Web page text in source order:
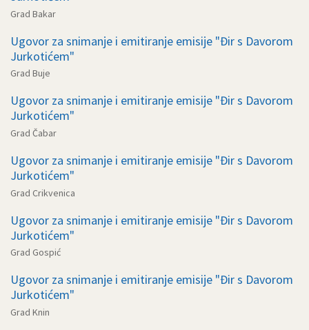
Grad Bakar
Ugovor za snimanje i emitiranje emisije "Đir s Davorom
Jurkotićem"
Grad Buje
Ugovor za snimanje i emitiranje emisije "Đir s Davorom
Jurkotićem"
Grad Čabar
Ugovor za snimanje i emitiranje emisije "Đir s Davorom
Jurkotićem"
Grad Crikvenica
Ugovor za snimanje i emitiranje emisije "Đir s Davorom
Jurkotićem"
Grad Gospić
Ugovor za snimanje i emitiranje emisije "Đir s Davorom
Jurkotićem"
Grad Knin